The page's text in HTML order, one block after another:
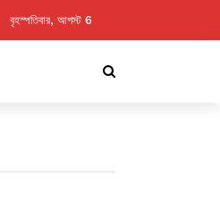
বৃহস্পতিবার, আগস্ট 6